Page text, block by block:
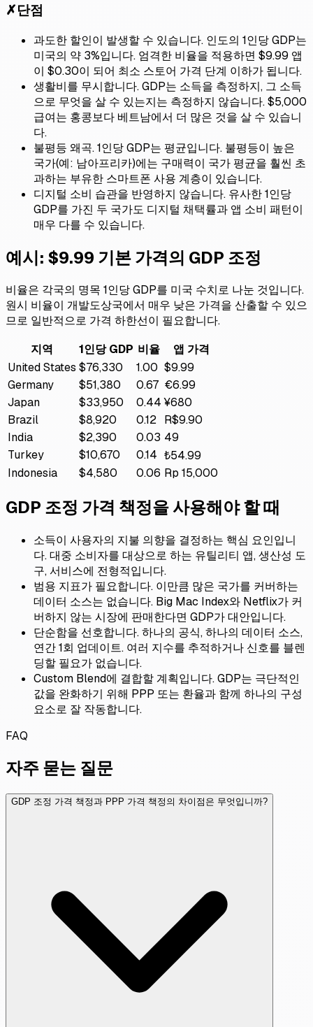
✗단점
과도한 할인이 발생할 수 있습니다. 인도의 1인당 GDP는
미국의 약 3%입니다. 엄격한 비율을 적용하면 $9.99 앱
이 $0.30이 되어 최소 스토어 가격 단계 이하가 됩니다.
생활비를 무시합니다. GDP는 소득을 측정하지, 그 소득
으로 무엇을 살 수 있는지는 측정하지 않습니다. $5,000
급여는 홍콩보다 베트남에서 더 많은 것을 살 수 있습니
다.
불평등 왜곡. 1인당 GDP는 평균입니다. 불평등이 높은
국가(예: 남아프리카)에는 구매력이 국가 평균을 훨씬 초
과하는 부유한 스마트폰 사용 계층이 있습니다.
디지털 소비 습관을 반영하지 않습니다. 유사한 1인당
GDP를 가진 두 국가도 디지털 채택률과 앱 소비 패턴이
매우 다를 수 있습니다.
예시: $9.99 기본 가격의 GDP 조정
비율은 각국의 명목 1인당 GDP를 미국 수치로 나눈 것입니다.
원시 비율이 개발도상국에서 매우 낮은 가격을 산출할 수 있으
므로 일반적으로 가격 하한선이 필요합니다.
지역
1인당 GDP 비율
앱 가격
United States $76,330 1.00 $9.99
Germany
$51,380 0.67 €6.99
Japan
$33,950 0.44 ¥680
Brazil
$8,920 0.12 R$9.90
India
$2,390 0.03 ₹49
Turkey
$10,670 0.14 ₺54.99
Indonesia
$4,580 0.06 Rp 15,000
GDP 조정 가격 책정을 사용해야 할 때
소득이 사용자의 지불 의향을 결정하는 핵심 요인입니
다. 대중 소비자를 대상으로 하는 유틸리티 앱, 생산성 도
구, 서비스에 전형적입니다.
범용 지표가 필요합니다. 이만큼 많은 국가를 커버하는
데이터 소스는 없습니다. Big Mac Index와 Netflix가 커
버하지 않는 시장에 판매한다면 GDP가 대안입니다.
단순함을 선호합니다. 하나의 공식, 하나의 데이터 소스,
연간 1회 업데이트. 여러 지수를 추적하거나 신호를 블렌
딩할 필요가 없습니다.
Custom Blend에 결합할 계획입니다. GDP는 극단적인
값을 완화하기 위해 PPP 또는 환율과 함께 하나의 구성
요소로 잘 작동합니다.
FAQ
자주 묻는 질문
GDP 조정 가격 책정과 PPP 가격 책정의 차이점은 무엇입니까?